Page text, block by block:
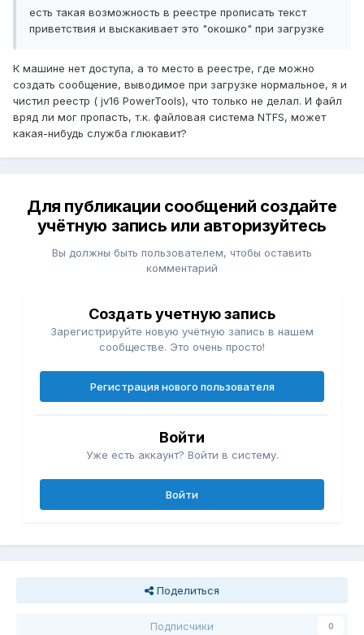
есть такая возможность в реестре прописать текст
приветствия и выскакивает это "окошко" при загрузке
К машине нет доступа, а то место в реестре, где можно
создать сообщение, выводимое при загрузке нормальное, я и
чистил реестр ( jv16 PowerTools), что только не делал. И файл
вряд ли мог пропасть, т.к. файловая система NTFS, может
какая-нибудь служба глюкавит?
Для публикации сообщений создайте
учётную запись или авторизуйтесь
Вы должны быть пользователем, чтобы оставить
комментарий
Создать учетную запись
Зарегистрируйте новую учётную запись в нашем
сообществе. Это очень просто!
Регистрация нового пользователя
Войти
Уже есть аккаунт? Войти в систему.
Войти
Поделиться
Подписчики 0